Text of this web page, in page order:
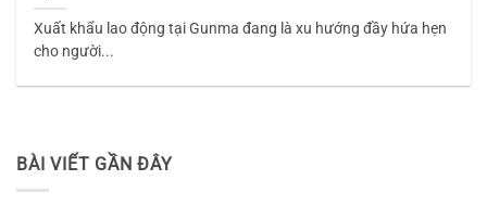
Xuất khẩu lao động tại Gunma đang là xu hướng đầy hứa hẹn
cho người...
BÀI VIẾT GẦN ĐÂY